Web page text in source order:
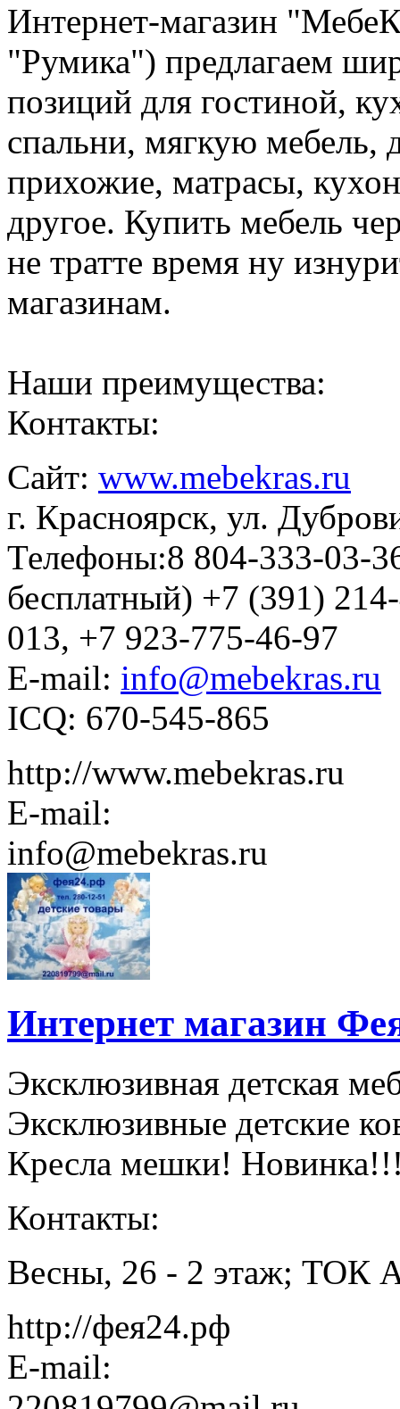
Интернет-магазин
"Румика") предлагаем
позиций для гостиной,
спальни, мягкую мебель,
прихожие, матрасы,
другое. Купить мебель
не тратте время ну
магазинам.
Наши преимущества:
Контакты:
Сайт: www.mebekras.ru
г. Красноярск, ул.
Телефоны:8 804-333-03-
бесплатный) +7 (391)
013, +7 923-775-46-97
E-mail: info@mebekras.ru
ICQ: 670-545-865
http://www.mebekras.ru
E-mail:
info@mebekras.ru
Интернет магазин
Эксклюзивная детская
Эксклюзивные детские
Кресла мешки!
Контакты:
Весны, 26 - 2 этаж; ТОК
http://фея24.рф
E-mail: